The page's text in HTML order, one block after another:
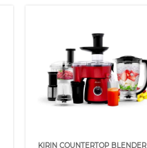
KIRIN COUNTERTOP BLENDER